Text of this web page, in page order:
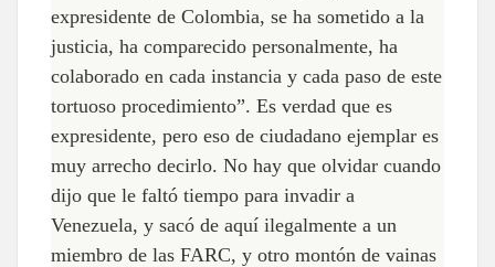
expresidente de Colombia, se ha sometido a la
justicia, ha comparecido personalmente, ha
colaborado en cada instancia y cada paso de este
tortuoso procedimiento”. Es verdad que es
expresidente, pero eso de ciudadano ejemplar es
muy arrecho decirlo. No hay que olvidar cuando
dijo que le faltó tiempo para invadir a
Venezuela, y sacó de aquí ilegalmente a un
miembro de las FARC, y otro montón de vainas